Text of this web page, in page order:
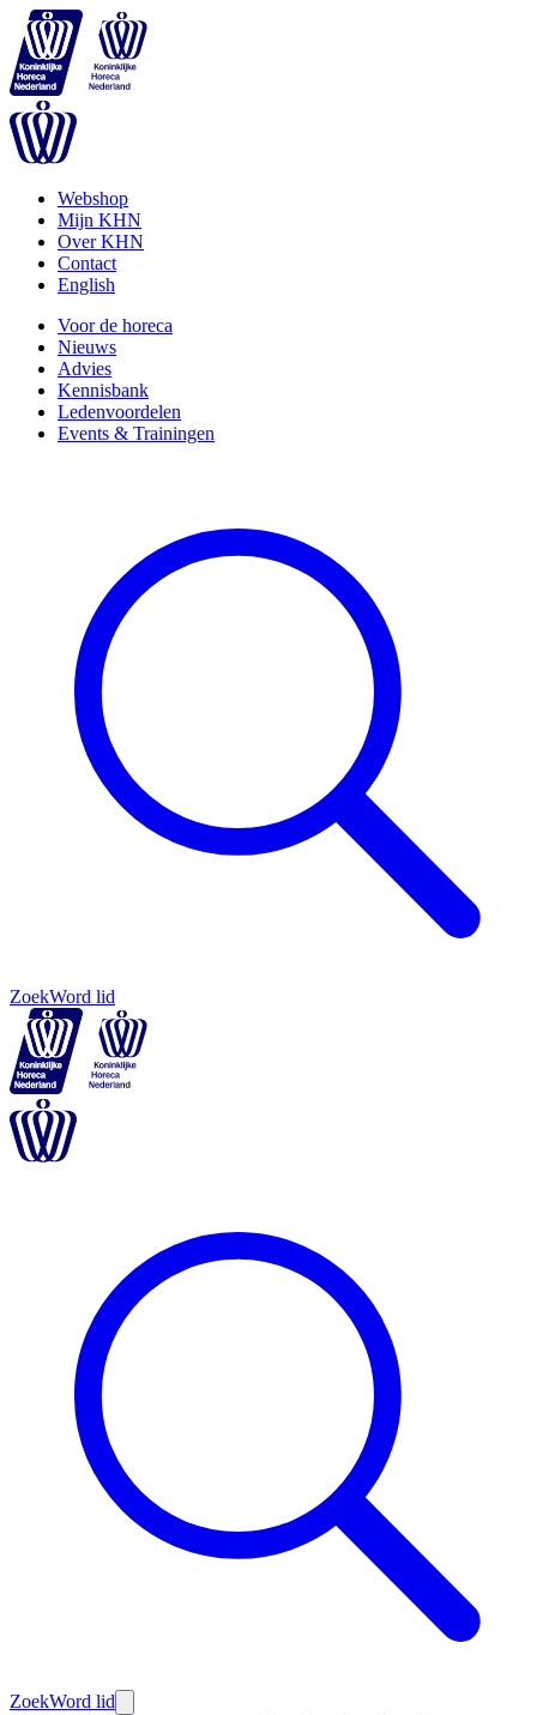
Webshop
Mijn KHN
Over KHN
Contact
English
Voor de horeca
Nieuws
Advies
Kennisbank
Ledenvoordelen
Events & Trainingen
ZoekWord lid
ZoekWord lid